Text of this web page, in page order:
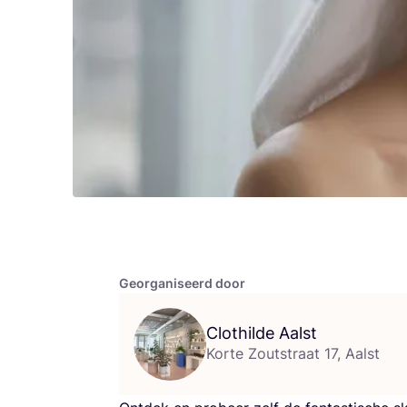
Georganiseerd door
Clothilde Aalst
Korte Zoutstraat 17, Aalst